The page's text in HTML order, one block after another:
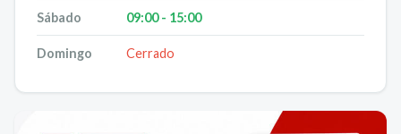
Sábado 09:00 - 15:00
Domingo Cerrado